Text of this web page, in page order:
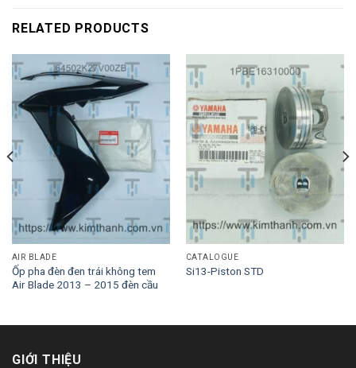
RELATED PRODUCTS
AIR BLADE
Ốp pha đèn đen trái không tem
Air Blade 2013 – 2015 đèn cầu
CATALOGUE
Si13-Piston STD
GIỚI THIỆU